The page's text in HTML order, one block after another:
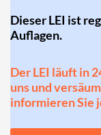
Dieser LEI ist
Auflagen.
Der LEI läuft in
uns und
informieren Sie